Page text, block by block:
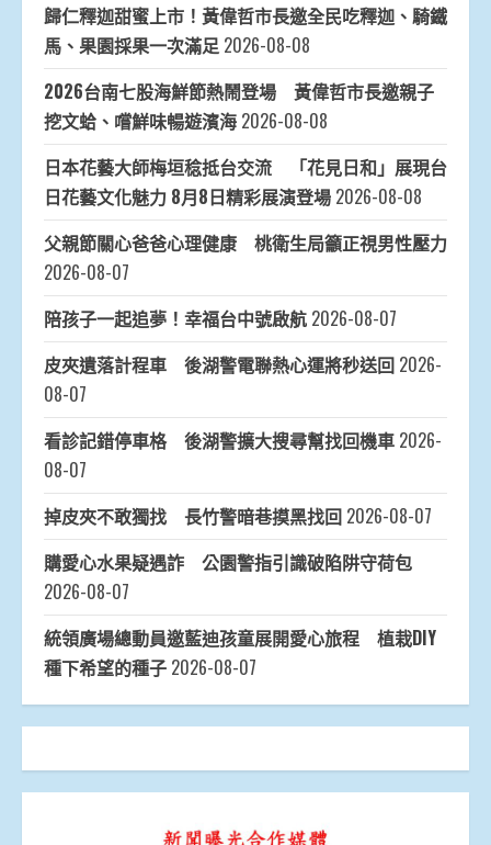
歸仁釋迦甜蜜上市！黃偉哲市長邀全民吃釋迦、騎鐵
馬、果園採果一次滿足 2026-08-08
2026台南七股海鮮節熱鬧登場 黃偉哲市長邀親子
挖文蛤、嚐鮮味暢遊濱海 2026-08-08
日本花藝大師梅垣稔抵台交流 「花見日和」展現台
日花藝文化魅力 8月8日精彩展演登場 2026-08-08
父親節關心爸爸心理健康 桃衛生局籲正視男性壓力
2026-08-07
陪孩子一起追夢！幸福台中號啟航 2026-08-07
皮夾遺落計程車 後湖警電聯熱心運將秒送回 2026-
08-07
看診記錯停車格 後湖警擴大搜尋幫找回機車 2026-
08-07
掉皮夾不敢獨找 長竹警暗巷摸黑找回 2026-08-07
購愛心水果疑遇詐 公園警指引識破陷阱守荷包
2026-08-07
統領廣場總動員邀藍迪孩童展開愛心旅程 植栽DIY
種下希望的種子 2026-08-07